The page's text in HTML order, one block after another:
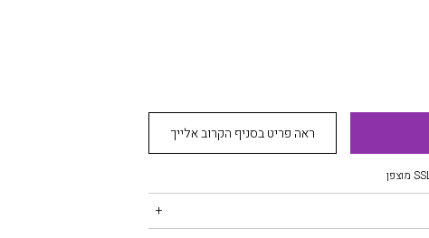
ראה פריט בסניף הקרוב אלייך